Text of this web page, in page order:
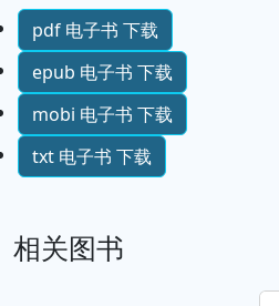
pdf 电子书 下载
epub 电子书 下载
mobi 电子书 下载
txt 电子书 下载
相关图书